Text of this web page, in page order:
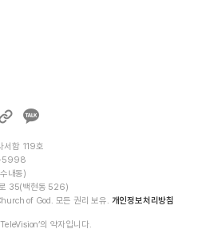
카카오톡
서함 119호
5998
내동)
로 35(백현동 526)
of God. 모든 권리 보유. 개인정보처리방침
의 약자입니다.